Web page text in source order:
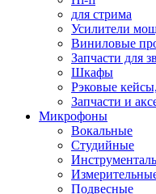
для стрима
Усилители
Виниловые
Запчасти для
Шкафы
Рэковые
Запчасти и
Микрофоны
Вокальные
Студийные
Подвесные